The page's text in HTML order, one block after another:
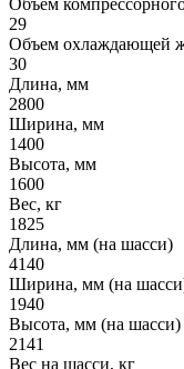
Объем
29
Объем охлаждающей
30
Длина, мм
2800
Ширина, мм
1400
Высота, мм
1600
Вес, кг
1825
Длина, мм (на шасси)
4140
Ширина, мм (на
1940
Высота, мм (на шасси)
2141
Вес на шасси, кг